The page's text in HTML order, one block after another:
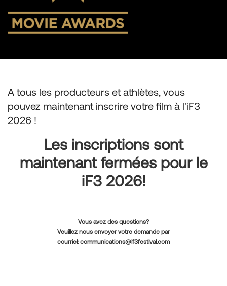
A tous les producteurs et athlètes, vous
pouvez maintenant inscrire votre film à l'iF3
2026 !
Les inscriptions sont
maintenant fermées pour le
iF3 2026!
Vous avez des questions?
Veuillez nous envoyer votre demande par
courriel:communications@if3festival.com